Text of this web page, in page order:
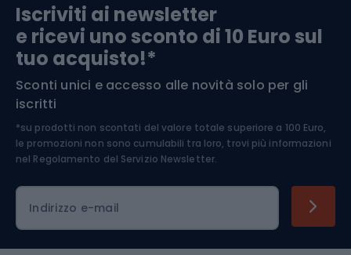
Arrampicata
Medicina dello sport
Abbigliamento ciclistico
Iscriviti ai newsletter
e ricevi uno sconto di 10 Euro sul
tuo acquisto!*
Sconti unici e accesso alle novità solo per gli
iscritti
*su prodotti non scontati del valore totale superiore a 100 Euro,
le promozioni non sono cumulabili tra loro, trovi più informazioni
nel Regolamento del Servizio Newsletter.
Indirizzo e-mail